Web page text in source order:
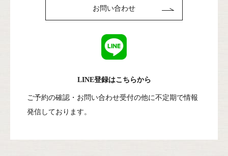
お問い合わせ
LINE登録はこちらから
ご予約の確認・お問い合わせ受付の他に不定期で情報
発信しております。